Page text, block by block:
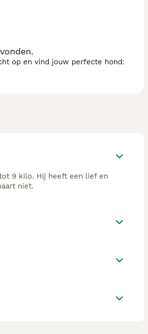
op en vind jouw perfecte hond:
9 kilo. Hij heeft een lief en
niet.